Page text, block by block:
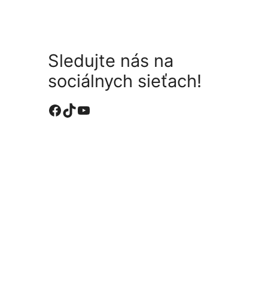
Sledujte nás na
sociálnych sieťach!
Facebook stránka Lengyelmed Vaša oficiálna stránka Tiktok Oficiálny Youtube kanál Lengyelmed